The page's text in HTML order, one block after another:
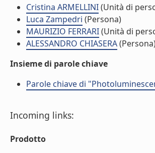
Cristina ARMELLINI(Unità di
Luca Zampedri (Persona)
MAURIZIO FERRARI(Unità di
ALESSANDRO CHIASERA
Insieme di parole chiave
Parole chiave di
Incoming links:
Prodotto